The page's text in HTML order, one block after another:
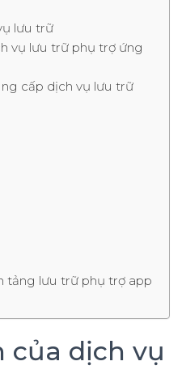
lưu trữ
vụ lưu trữ phụ trợ ứng
cấp dịch vụ lưu trữ
tảng lưu trữ phụ trợ app
của dịch vụ